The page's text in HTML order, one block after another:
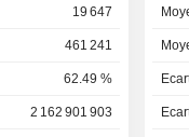
19 647
461 241
62.49 %
2 162 901 903